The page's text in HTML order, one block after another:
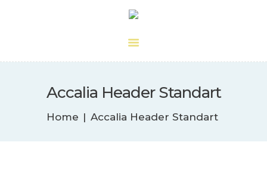
Accalia Header Standart
Home Accalia Header Standart
Centro Quiropráctico